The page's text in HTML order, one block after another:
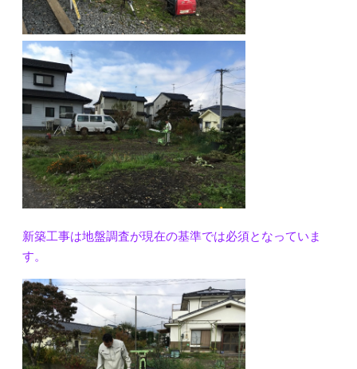
新築工事は地盤調査が現在の基準では必須となっていま
す。